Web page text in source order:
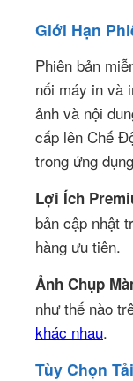
Giới Hạn
Phiên bản
nối máy in và
ảnh và nội
cấp lên Chế
trong ứng
Lợi Ích
bản cập nhật
hàng ưu tiên.
Ảnh Chụp
như thế nào
khác nhau.
Tùy Chọn